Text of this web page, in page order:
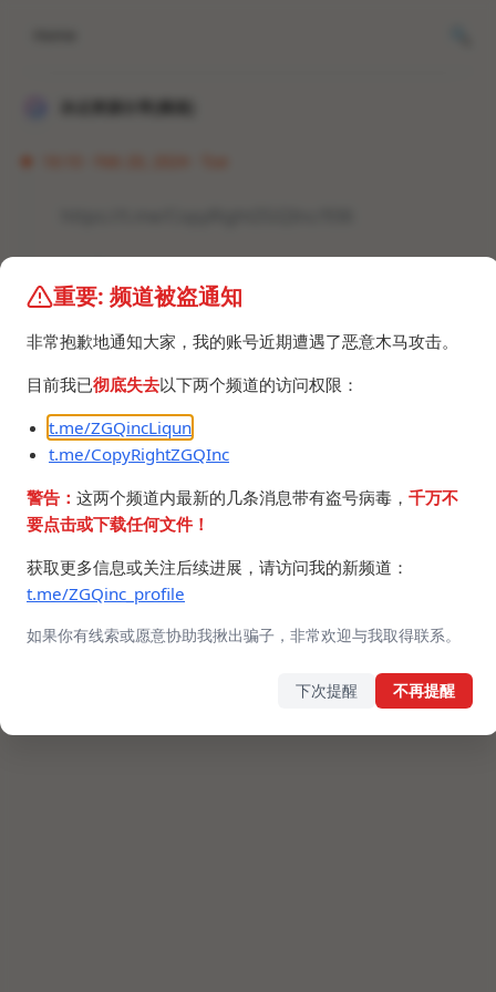
©2024 ZGQ Inc.All rights reserved
重要: 频道被盗通知
非常抱歉地通知大家，我的账号近期遭遇了恶意木马攻击。
目前我已彻底失去以下两个频道的访问权限：
t.me/ZGQincLiqun
t.me/CopyRightZGQInc
警告： 这两个频道内最新的几条消息带有盗号病毒， 千万不
要点击或下载任何文件！
获取更多信息或关注后续进展，请访问我的新频道：
t.me/ZGQinc_profile
如果你有线索或愿意协助我揪出骗子，非常欢迎与我取得联系。
下次提醒 不再提醒